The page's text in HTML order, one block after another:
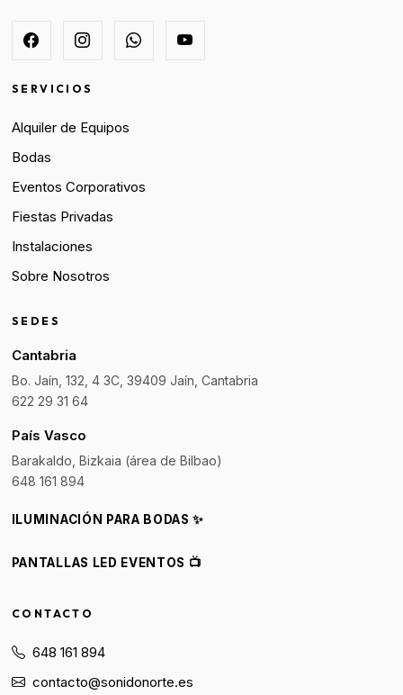
SERVICIOS
Alquiler de Equipos
Bodas
Eventos Corporativos
Fiestas Privadas
Instalaciones
Sobre Nosotros
SEDES
Cantabria
Bo. Jaín, 132, 4 3C, 39409 Jaín, Cantabria
622 29 31 64
País Vasco
Barakaldo, Bizkaia (área de Bilbao)
648 161 894
ILUMINACIÓN PARA BODAS ✨
PANTALLAS LED EVENTOS 📺
CONTACTO
648 161 894
contacto@sonidonorte.es